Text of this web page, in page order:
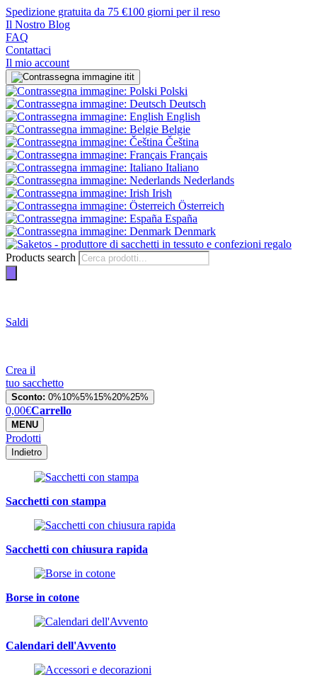
Spedizione gratuita da 75 €100 giorni per il reso
Il Nostro Blog
FAQ
Contattaci
Il mio account
it
Polski
Deutsch
English
Belgie
Čeština
Français
Italiano
Nederlands
Irish
Österreich
España
Denmark
Products search
Saldi
Crea il
tuo sacchetto
Sconto: 0%10%5%15%20%25%
0,00€Carrello
MENU
Prodotti
Indietro
Sacchetti con stampa
Sacchetti con chiusura rapida
Borse in cotone
Calendari dell'Avvento